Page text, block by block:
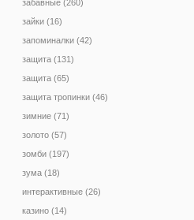
забавные (260)
зайки (16)
запоминалки (42)
защита (131)
защита (65)
защита тропинки (46)
зимние (71)
золото (57)
зомби (197)
зума (18)
интерактивные (26)
казино (14)